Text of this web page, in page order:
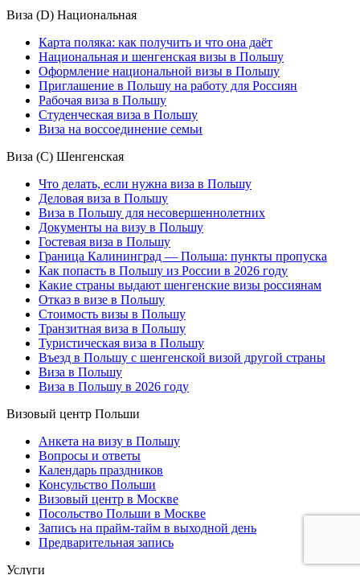
Виза (D) Национальная
Карта поляка: как получить и что она даёт
Национальная и шенгенская визы в Польшу
Оформление национальной визы в Польшу
Приглашение в Польшу на работу для Россиян
Рабочая виза в Польшу
Студенческая виза в Польшу
Виза на воссоединение семьи
Виза (С) Шенгенская
Что делать, если нужна виза в Польшу
Деловая виза в Польшу
Виза в Польшу для несовершеннолетних
Документы на визу в Польшу
Гостевая виза в Польшу
Граница Калининград — Польша: пункты пропуска
Как попасть в Польшу из России в 2026 году
Какие страны выдают шенгенские визы россиянам
Отказ в визе в Польшу
Стоимость визы в Польшу
Транзитная виза в Польшу
Туристическая виза в Польшу
Въезд в Польшу с шенгенской визой другой страны
Виза в Польшу
Виза в Польшу в 2026 году
Визовый центр Польши
Анкета на визу в Польшу
Вопросы и ответы
Календарь праздников
Консульство Польши
Визовый центр в Москве
Посольство Польши в Москве
Запись на прайм-тайм в выходной день
Предварительная запись
Услуги